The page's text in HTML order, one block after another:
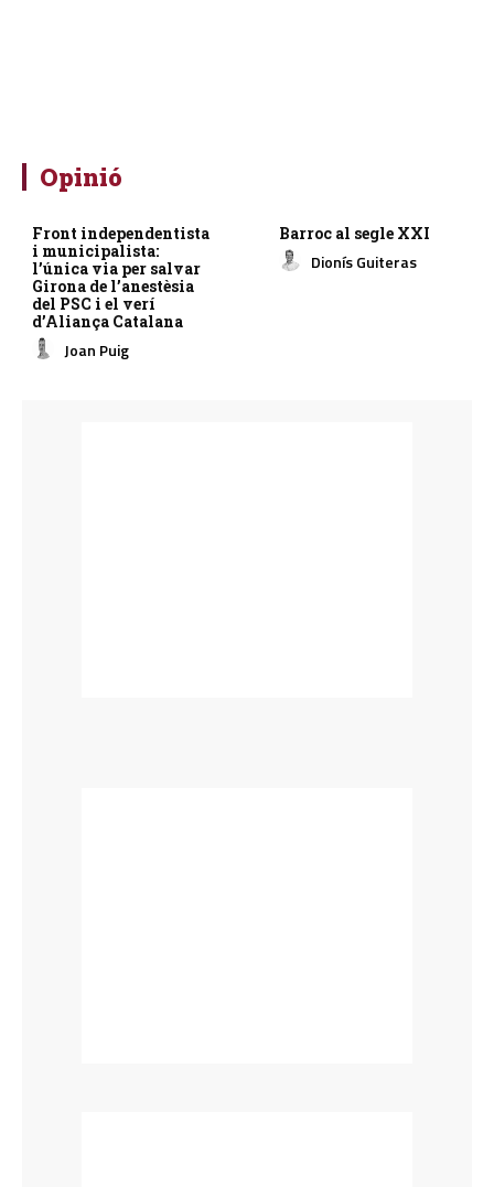
Opinió
Front independentista
i municipalista:
l’única via per salvar
Girona de l’anestèsia
del PSC i el verí
d’Aliança Catalana
Joan Puig
Barroc al segle XXI
Dionís Guiteras